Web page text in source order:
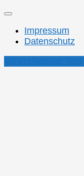
Impressum
Datenschutz